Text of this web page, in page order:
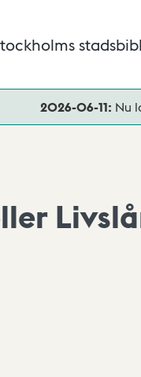
2026-06-11: Nu